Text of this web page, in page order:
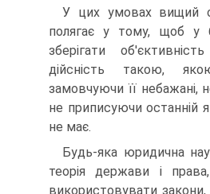
У цих умовах вищий
полягає у тому, щоб у
зберігати
дійсність такою,
замовчуючи її небажані,
не приписуючи останній
не має.
Будь-яка юридична
теорія держави і
використовувати закони,